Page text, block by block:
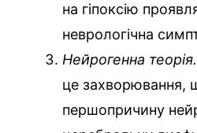
на гіпоксію
неврологічна
Нейрогенна теорія.
це захворювання,
першопричину